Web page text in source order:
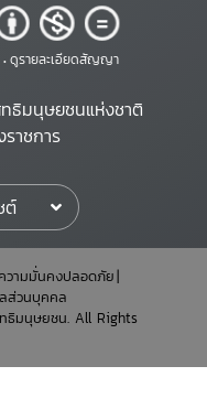
ดูรายละเอียดสัญญา
ธิมนุษยชนแห่งชาติ
าชการ
ต์
วามมั่นคงปลอดภัย
ส่วนบุคคล
ธิมนุษยชน. All Rights